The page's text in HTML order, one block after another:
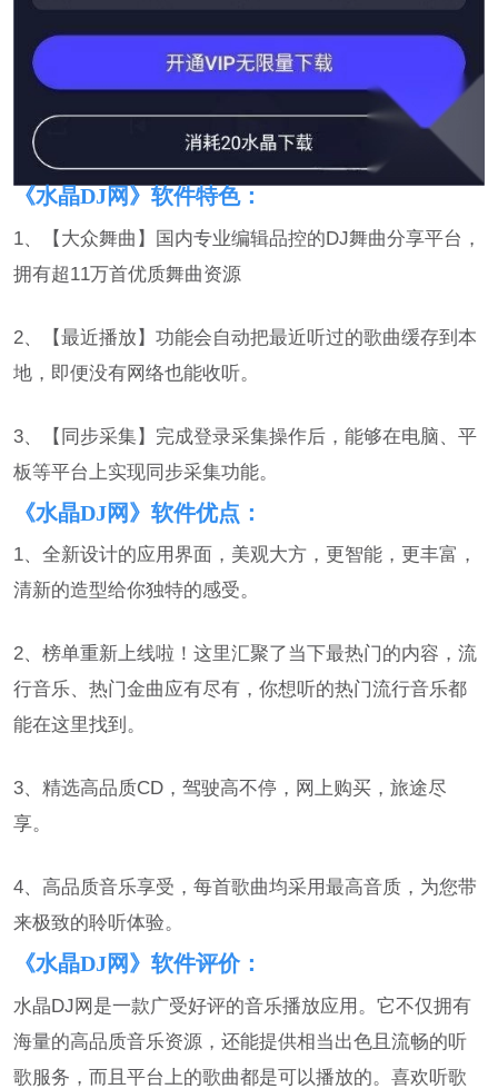
《水晶DJ网》软件特色：
1、【大众舞曲】国内专业编辑品控的DJ舞曲分享平台，
拥有超11万首优质舞曲资源
2、【最近播放】功能会自动把最近听过的歌曲缓存到本
地，即便没有网络也能收听。
3、【同步采集】完成登录采集操作后，能够在电脑、平
板等平台上实现同步采集功能。
《水晶DJ网》软件优点：
1、全新设计的应用界面，美观大方，更智能，更丰富，
清新的造型给你独特的感受。
2、榜单重新上线啦！这里汇聚了当下最热门的内容，流
行音乐、热门金曲应有尽有，你想听的热门流行音乐都
能在这里找到。
3、精选高品质CD，驾驶高不停，网上购买，旅途尽
享。
4、高品质音乐享受，每首歌曲均采用最高音质，为您带
来极致的聆听体验。
《水晶DJ网》软件评价：
水晶DJ网是一款广受好评的音乐播放应用。它不仅拥有
海量的高品质音乐资源，还能提供相当出色且流畅的听
歌服务，而且平台上的歌曲都是可以播放的。喜欢听歌